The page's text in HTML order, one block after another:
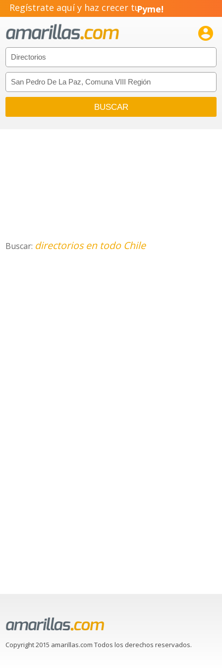
Regístrate aquí y haz crecer tuPyme!
Emprendimiento!

Buscar: directorios en todo Chile
Copyright 2015 amarillas.com Todos los derechos reservados.